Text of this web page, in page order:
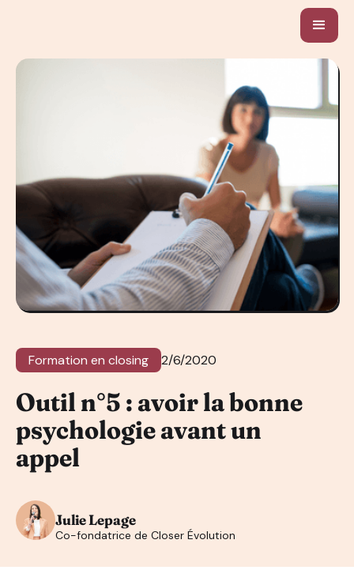
Formation en closing 2/6/2020
Outil n°5 : avoir la bonne
psychologie avant un
appel
Julie Lepage
Co-fondatrice de Closer Évolution